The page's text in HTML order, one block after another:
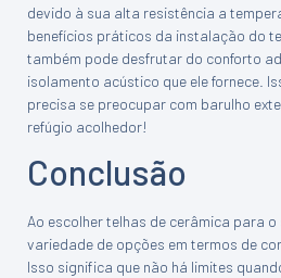
devido à sua alta resistência a
benefícios práticos da instalação do
também pode desfrutar do conforto
isolamento acústico que ele fornece.
precisa se preocupar com barulho
refúgio acolhedor!
Conclusão
Ao escolher telhas de cerâmica para
variedade de opções em termos de
Isso significa que não há limites